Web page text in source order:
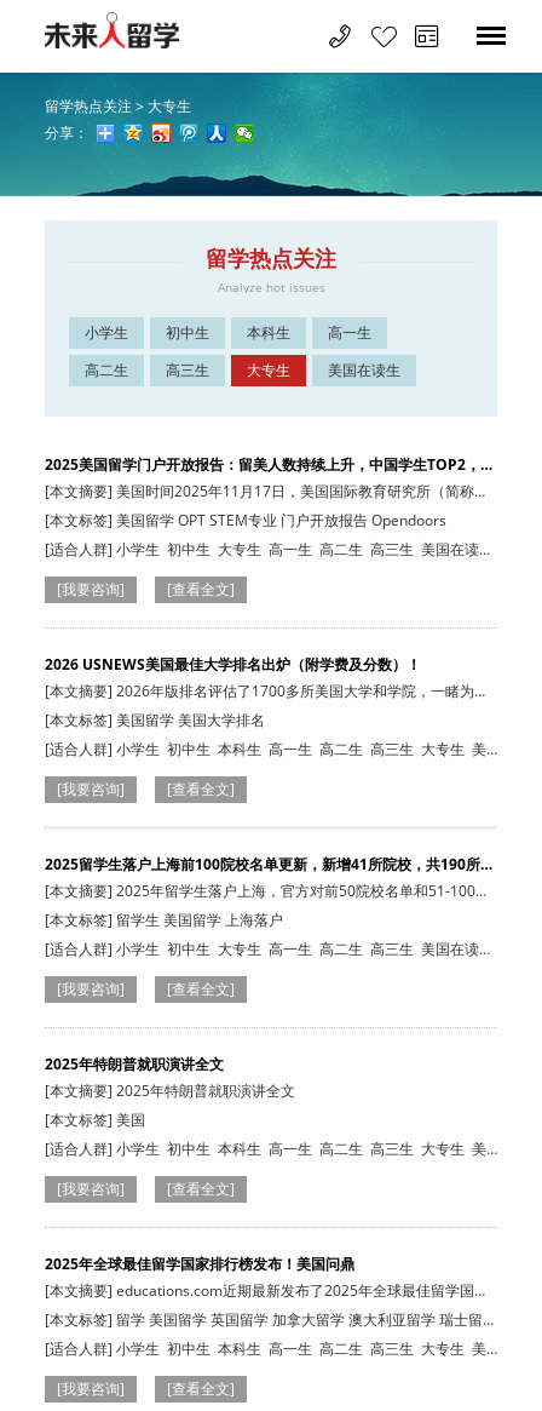
留学热点关注 >大专生
分享：
留学热点关注
Analyze hot issues
小学生 初中生 本科生
高一生
高二生
高三生 大专生 美国在读生
2025美国留学门户开放报告：留美人数持续上升，中国学生TOP2，
STE…
[本文摘要] 美国时间2025年11月17日，美国国际教育研究所（简称
IIE）发布了20…
[本文标签] 美国留学 OPT STEM专业 门户开放报告 Opendoors
[适合人群] 小学生 初中生 大专生 高一生 高二生 高三生 美国在读
生 本科生 小学生 初中生 本科生
国在读生
[我要咨询] [查看全文]
2026 USNEWS美国最佳大学排名出炉（附学费及分数）！
[本文摘要] 2026年版排名评估了1700多所美国大学和学院，一睹为快
各校排名，本…
[本文标签] 美国留学 美国大学排名
[适合人群] 小学生 初中生 本科生 高一生 高二生 高三生 大专生 美
国在读生
[我要咨询] [查看全文]
2025留学生落户上海前100院校名单更新，新增41所院校，共190所院
校…
[本文摘要] 2025年留学生落户上海，官方对前50院校名单和51-100院
校名单进行了…
[本文标签] 留学生 美国留学 上海落户
[适合人群] 小学生 初中生 大专生 高一生 高二生 高三生 美国在读
生 本科生 初中生 本科生 高一生
[我要咨询] [查看全文]
2025年特朗普就职演讲全文
[本文摘要] 2025年特朗普就职演讲全文
[本文标签] 美国
[适合人群] 小学生 初中生 本科生 高一生 高二生 高三生 大专生 美
国在读生 所有人群
[我要咨询] [查看全文]
2025年全球最佳留学国家排行榜发布！美国问鼎
[本文摘要] educations.com近期最新发布了2025年全球最佳留学国家
排行榜，10个…
[本文标签] 留学 美国留学 英国留学 加拿大留学 澳大利亚留学 瑞士留学
德国留学 荷兰留学
[适合人群] 小学生 初中生 本科生 高一生 高二生 高三生 大专生 美
国在读生
[我要咨询] [查看全文]